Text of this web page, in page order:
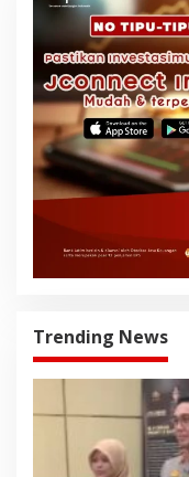
Trending News